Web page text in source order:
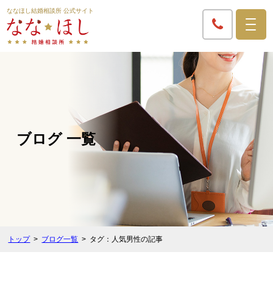
ななほし結婚相談所 公式サイト
ブログ 一覧
トップ ブログ一覧 タグ：人気男性の記事